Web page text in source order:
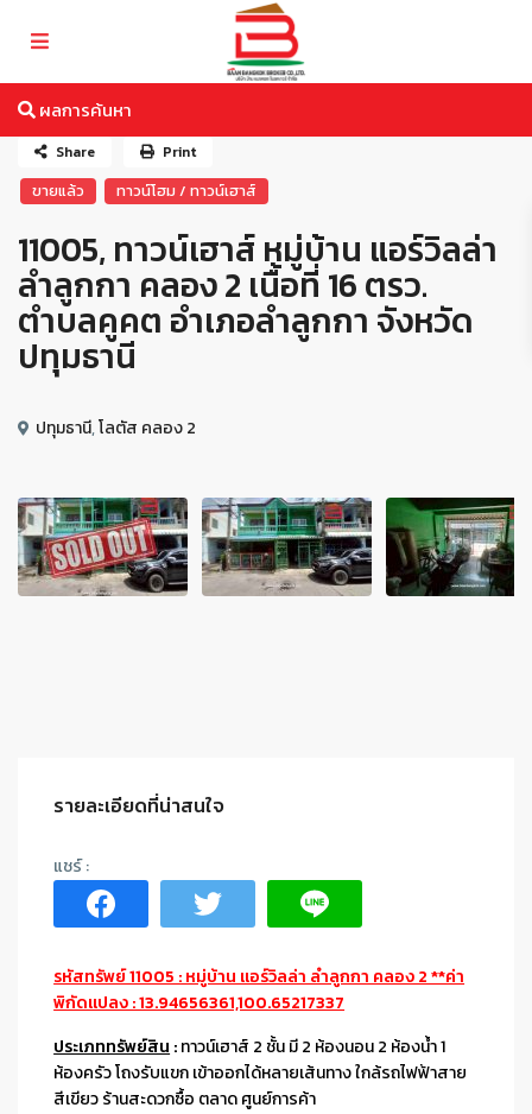
ผลการค้นหา
ขายแล้ว ทาวน์โฮม / ทาวน์เฮาส์
11005, ทาวน์เฮาส์ หมู่บ้าน แอร์วิลล่า
ลำลูกกา คลอง 2 เนื้อที่ 16 ตรว.
ตำบลคูคต อำเภอลำลูกกา จังหวัด
ปทุมธานี
ปทุมธานี,โลตัส คลอง 2
Share Print
รายละเอียดที่น่าสนใจ
รหัสทรัพย์ 11005 : หมู่บ้าน แอร์วิลล่า ลำลูกกา คลอง 2 **ค่า
พิกัดแปลง : 13.94656361,100.65217337
ประเภททรัพย์สิน :ทาวน์เฮาส์ 2 ชั้น มี 2 ห้องนอน 2 ห้องน้ำ 1
ห้องครัว โถงรับแขก เข้าออกได้หลายเส้นทาง ใกล้รถไฟฟ้าสาย
สีเขียว ร้านสะดวกซื้อ ตลาด ศูนย์การค้า